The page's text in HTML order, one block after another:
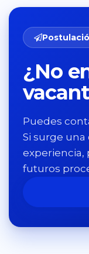
¿No
Puedes
Si surge
experiencia,
futuros